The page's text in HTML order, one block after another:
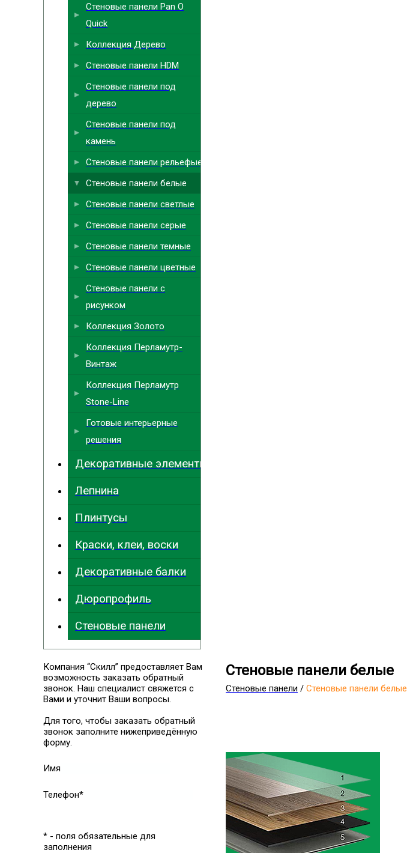
Стеновые панели Pan O
Quick
Коллекция Дерево
Стеновые панели HDM
Стеновые панели под
дерево
Стеновые панели под
камень
Стеновые панели рельефые
Стеновые панели белые
Стеновые панели светлые
Стеновые панели серые
Стеновые панели темные
Стеновые панели цветные
Стеновые панели с
рисунком
Коллекция Золото
Коллекция Перламутр-
Винтаж
Коллекция Перламутр
Stone-Line
Готовые интерьерные
решения
Декоративные элементы
Лепнина
Плинтусы
Краски, клеи, воски
Декоративные балки
Дюропрофиль
Стеновые панели
Стеновые панели белые
Стеновые панели / Стеновые панели белые
Компания “Скилл” предоставляет Вам
возможность заказать обратный
звонок. Наш специалист свяжется с
Вами и уточнит Ваши вопросы.
Для того, чтобы заказать обратный
звонок заполните нижеприведённую
форму.
Имя
Телефон*
* - поля обязательные для
заполнения